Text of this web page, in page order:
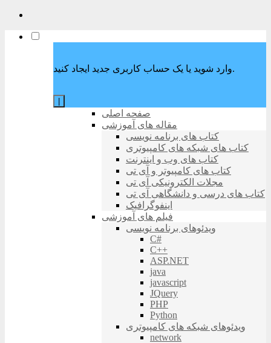
وارد شوید یا یک حساب کاربری جدید ایجاد کنید.
صفحه اصلی
مقاله های آموزشی
کتاب های برنامه نویسی
کتاب های شبکه های کامپیوتری
کتاب های وب و اینترنت
کتاب های کامپیوتر و آی تی
مجلات الکترونیکی آی تی
کتاب های درسی و دانشگاهی آی تی
اینفوگرافیک
فیلم های آموزشی
ویدئوهای برنامه نویسی
C#
C++
ASP.NET
java
javascript
JQuery
PHP
Python
ویدئوهای شبکه های کامپیوتری
network